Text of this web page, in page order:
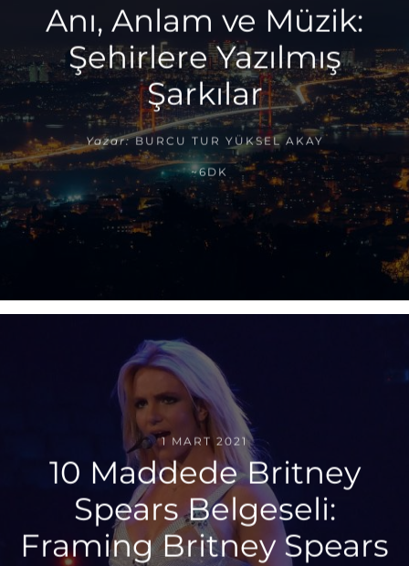
Anı, Anlam ve Müzik:
Şehirlere Yazılmış
Şarkılar
Yazar: BURCU TUR YÜKSEL AKAY
~6DK
1 MART 2021
10 Maddede Britney
Spears Belgeseli:
Framing Britney Spears